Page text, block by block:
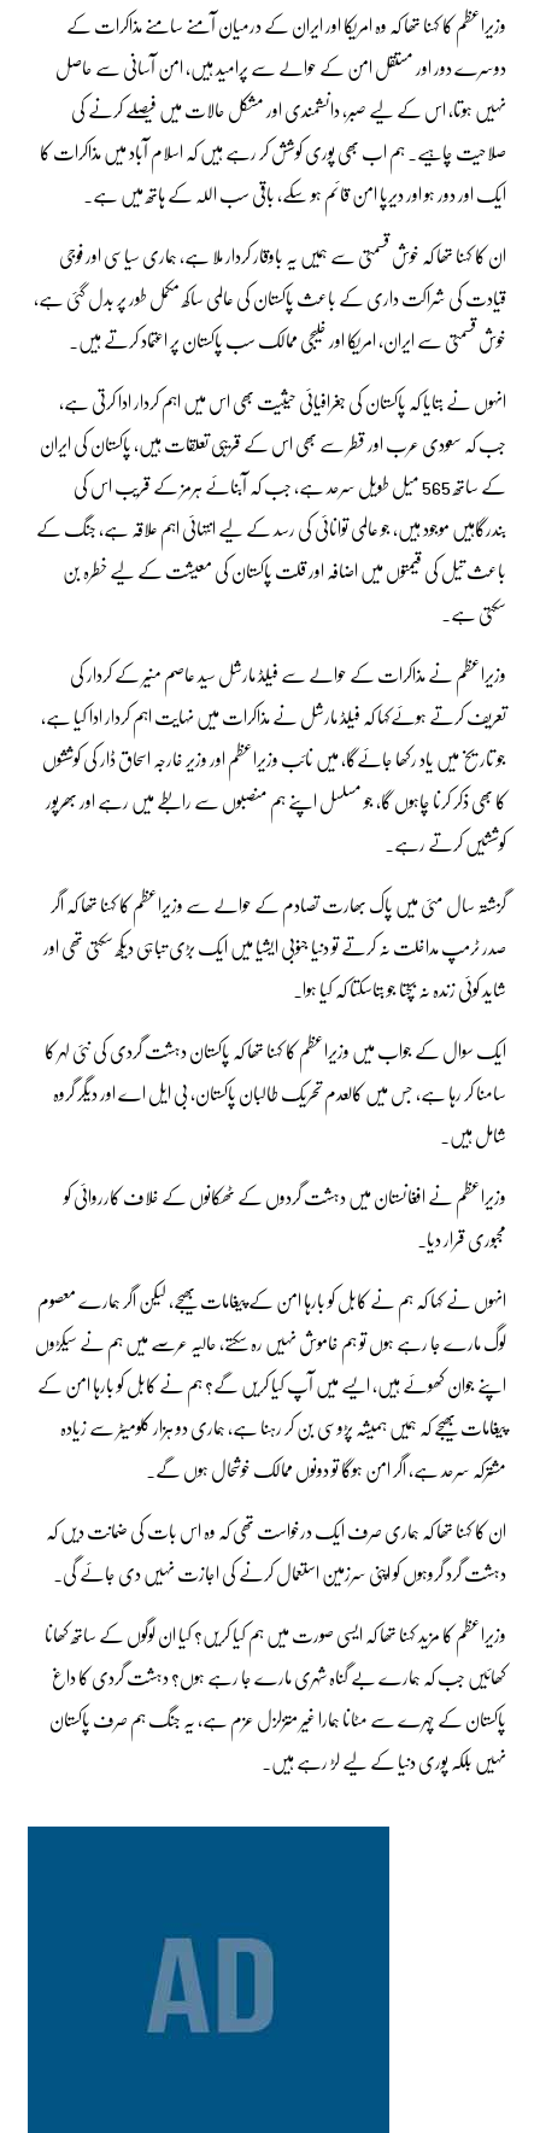
وزیراعظم کا کہنا تھا کہ وہ امریکا اور ایران کے درمیان آمنے سامنے مذاکرات کے
دوسرے دور اور مستقل امن کے حوالے سے پرامید ہیں، امن آسانی سے حاصل
نہیں ہوتا، اس کے لیے صبر، دانشمندی اور مشکل حالات میں فیصلے کرنے کی
صلاحیت چاہیے۔ ہم اب بھی پوری کوشش کر رہے ہیں کہ اسلام آباد میں مذاکرات کا
ایک اور دور ہو اور دیرپا امن قائم ہو سکے، باقی سب اللہ کے ہاتھ میں ہے۔
ان کا کہنا تھا کہ خوش قسمتی سے ہمیں یہ باوقار کردار ملا ہے، ہماری سیاسی اور فوجی
قیادت کی شراکت داری کے باعث پاکستان کی عالمی ساکھ مکمل طور پر بدل گئی ہے،
خوش قسمتی سے ایران، امریکا اور خلیجی ممالک سب پاکستان پر اعتماد کرتے ہیں۔
انہوں نے بتایا کہ پاکستان کی جغرافیائی حیثیت بھی اس میں اہم کردار ادا کرتی ہے،
جب کہ سعودی عرب اور قطر سے بھی اس کے قریبی تعلقات ہیں، پاکستان کی ایران
کے ساتھ 565 میل طویل سرحد ہے، جب کہ آبنائے ہرمز کے قریب اس کی
بندرگاہیں موجود ہیں، جو عالمی توانائی کی رسد کے لیے انتہائی اہم علاقہ ہے، جنگ کے
باعث تیل کی قیمتوں میں اضافہ اور قلت پاکستان کی معیشت کے لیے خطرہ بن
سکتی ہے۔
وزیراعظم نے مذاکرات کے حوالے سے فیلڈ مارشل سید عاصم منیر کے کردار کی
تعریف کرتے ہوئےکہا کہ فیلڈ مارشل نے مذاکرات میں نہایت اہم کردار ادا کیا ہے،
جو تاریخ میں یاد رکھا جائےگا، میں نائب وزیراعظم اور وزیر خارجہ اسحاق ڈار کی کوششوں
کا بھی ذکر کرنا چاہوں گا، جو مسلسل اپنے ہم منصبوں سے رابطے میں رہے اور بھرپور
کوششیں کرتے رہے۔
گزشتہ سال مئی میں پاک بھارت تصادم کے حوالے سے وزیراعظم کا کہنا تھا کہ اگر
صدر ٹرمپ مداخلت نہ کرتے تو دنیا جنوبی ایشیا میں ایک بڑی تباہی دیکھ سکتی تھی اور
شاید کوئی زندہ نہ بچتا جو بتاسکتا کہ کیا ہوا۔
ایک سوال کے جواب میں وزیراعظم کا کہنا تھا کہ پاکستان دہشت گردی کی نئی لہر کا
سامنا کر رہا ہے، جس میں کالعدم تحریک طالبان پاکستان، بی ایل اے اور دیگر گروہ
شامل ہیں۔
وزیراعظم نے افغانستان میں دہشت گردوں کے ٹھکانوں کے خلاف کارروائی کو
مجبوری قرار دیا۔
انہوں نے کہا کہ ہم نے کابل کو بارہا امن کے پیغامات بھیجے، لیکن اگر ہمارے معصوم
لوگ مارے جا رہے ہوں تو ہم خاموش نہیں رہ سکتے، حالیہ عرصے میں ہم نے سیکڑوں
اپنے جوان کھوئے ہیں، ایسے میں آپ کیا کریں گے؟ ہم نے کابل کو بارہا امن کے
پیغامات بھیجے کہ ہمیں ہمیشہ پڑوسی بن کر رہنا ہے، ہماری دو ہزار کلومیٹر سے زیادہ
مشترکہ سرحد ہے، اگر امن ہوگا تو دونوں ممالک خوشحال ہوں گے۔
ان کا کہنا تھا کہ ہماری صرف ایک درخواست تھی کہ وہ اس بات کی ضمانت دیں کہ
دہشت گرد گروہوں کو اپنی سرزمین استعمال کرنے کی اجازت نہیں دی جائے گی۔
وزیراعظم کا مزید کہنا تھا کہ ایسی صورت میں ہم کیا کریں؟ کیا ان لوگوں کے ساتھ کھانا
کھائیں جب کہ ہمارے بے گناہ شہری مارے جا رہے ہوں؟ دہشت گردی کا داغ
پاکستان کے چہرے سے مٹانا ہمارا غیر متزلزل عزم ہے، یہ جنگ ہم صرف پاکستان
نہیں بلکہ پوری دنیا کے لیے لڑ رہے ہیں۔